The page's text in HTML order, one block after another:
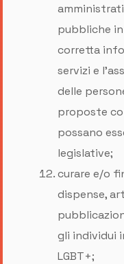
pubbliche
corretta
servizi e
delle
proposte
possano
legislative;
curare e/o
dispense,
gli individui
LGBT+;